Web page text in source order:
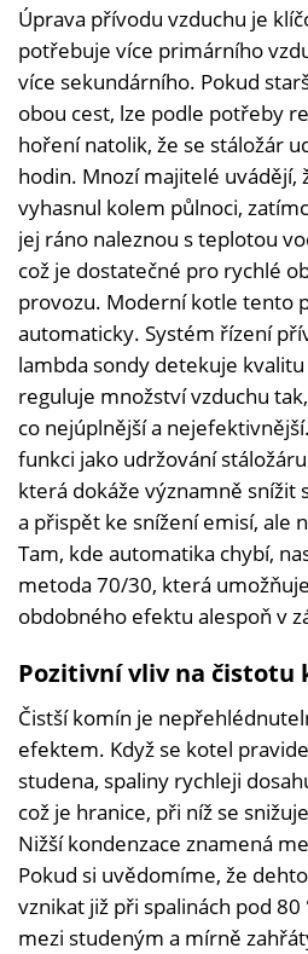
Úprava přívodu vzduchu je
potřebuje více primárního
více sekundárního. Pokud
obou cest, lze podle potřeby
hoření natolik, že se stáložár
hodin. Mnozí majitelé uvádějí,
vyhasnul kolem půlnoci,
jej ráno naleznou s teplotou
což je dostatečné pro rychlé
provozu. Moderní kotle tento
automaticky. Systém řízení
lambda sondy detekuje
reguluje množství vzduchu
co nejúplnější a
funkci jako udržování
která dokáže významně snížit
a přispět ke snížení emisí, ale
Tam, kde automatika chybí,
metoda 70/30, která
obdobného efektu alespoň v
Pozitivní vliv na čistotu
Čistší komín je
efektem. Když se kotel
studena, spaliny rychleji
což je hranice, při níž se
Nižší kondenzace znamená
Pokud si uvědomíme, že
vznikat již při spalinách pod 80
mezi studeným a mírně